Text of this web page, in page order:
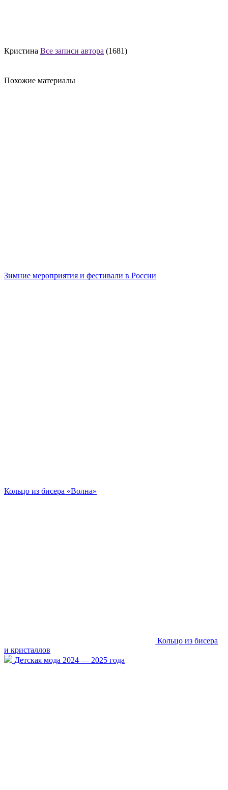
Кристина Все записи автора (1681)
Похожие материалы
Зимние мероприятия и фестивали в России
Кольцо из бисера «Волна»
Кольцо из бисера
и кристаллов
Детская мода 2024 — 2025 года